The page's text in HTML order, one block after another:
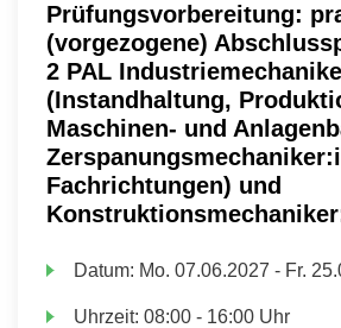
Prüfungsvorbereitung:
(vorgezogene)
2 PAL
(Instandhaltung,
Maschinen- und
Fachrichtungen) und
Datum: Mo. 07.06.2027 - Fr.
Uhrzeit:08:00 - 16:00 Uhr